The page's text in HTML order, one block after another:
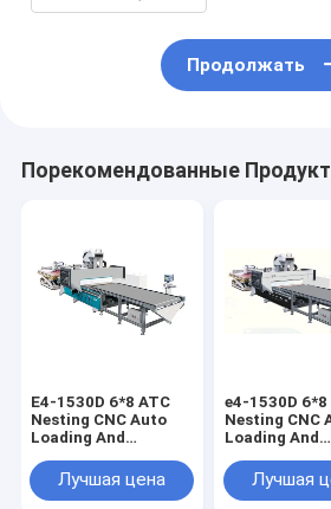
Продолжать
Порекомендованные
E4-1530D 6*8 ATC
Nesting CNC Auto
Loading And
CNC Router Machine
For Wood Furniture
Лучшая цена
e4-1530D
Nesting CNC
Loading And
CNC Router
For Wood
Лучшая